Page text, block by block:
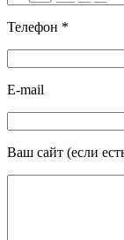
Телефон *
E-mail
Ваш сайт (если